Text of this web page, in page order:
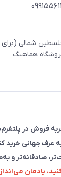
شمالی (برای
هماهنگ
بعد از دو سال
عرف جهانی خرید
صادقانه‌تر و
یادمان